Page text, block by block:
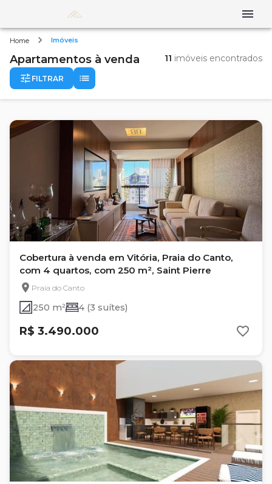
Home Imóveis
Apartamentos à venda 11 imóveis encontrados
FILTRAR
Cobertura à venda em Vitória, Praia do Canto,
com 4 quartos, com 250 m², Saint Pierre
Praia do Canto
250 m² 4 (3 suítes)
R$ 3.490.000